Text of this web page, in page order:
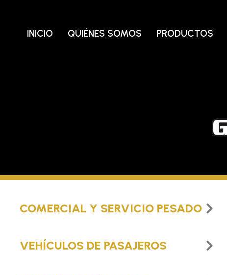
contenidoINICIO QUIÉNES SOMOS PRODUCTOS
COMERCIAL Y SERVICIO PESADO
VEHÍCULOS DE PASAJEROS